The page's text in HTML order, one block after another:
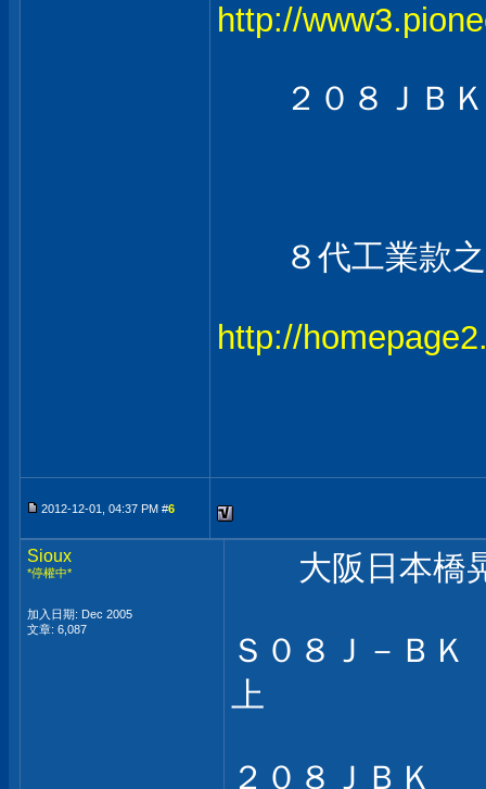
http://
２０８ＪＢＫ
８代工業款之
http://
2012-12-01, 04:37 PM #6
Sioux
*停權中*
加入日期: Dec 2005
文章: 6,087
大阪日本橋晃
Ｓ０８Ｊ－
上
２０８Ｊ